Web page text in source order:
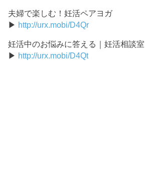
夫婦で楽しむ！妊活ペアヨガ
▶ http://urx.mobi/D4Qr
妊活中のお悩みに答える｜妊活相談室
▶ http://urx.mobi/D4Qt